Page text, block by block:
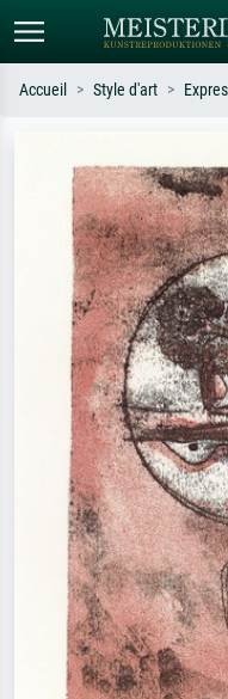
Recherchez par artiste, titre ou
ex. Monet, Nuit étoilée,
impressionnisme, vague de
nu.
Accueil Style d'art